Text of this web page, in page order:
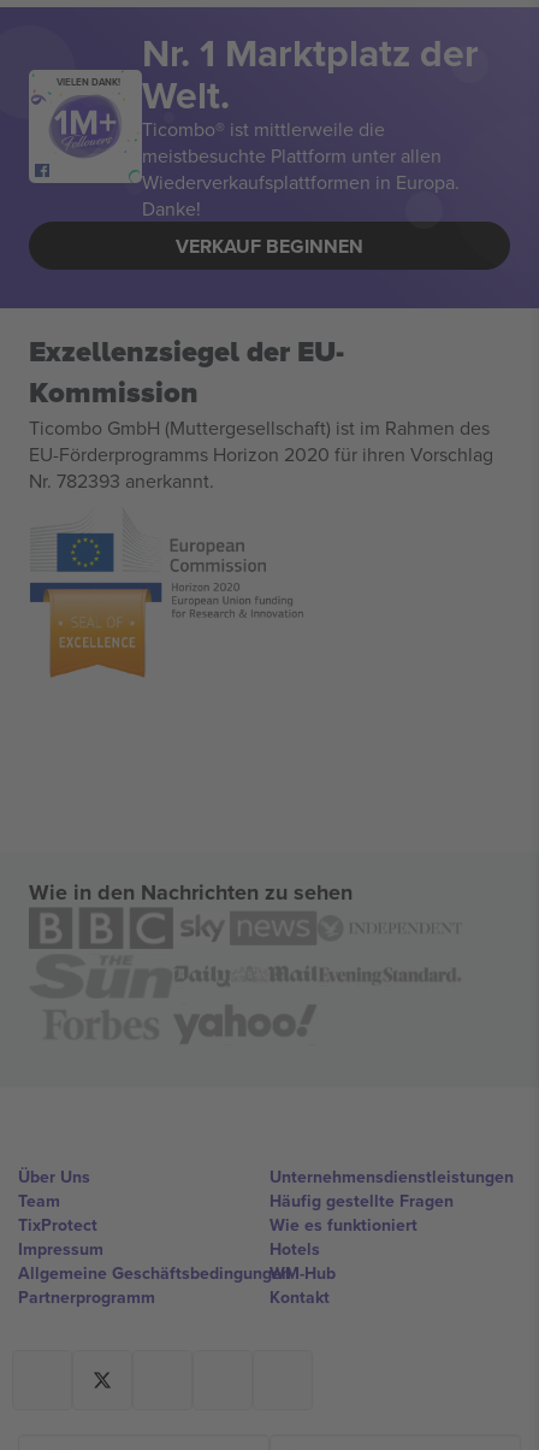
VIELEN DANK!
Nr. 1 Marktplatz der
Welt.
Ticombo® ist mittlerweile die
meistbesuchte Plattform unter allen
Wiederverkaufsplattformen in Europa.
Danke!
VERKAUF BEGINNEN
Exzellenzsiegel der EU-
Kommission
Ticombo GmbH (Muttergesellschaft) ist im Rahmen des
EU-Förderprogramms Horizon 2020 für ihren Vorschlag
Nr. 782393 anerkannt.
Wie in den Nachrichten zu sehen
Über Uns
Team
TixProtect
Impressum
Allgemeine Geschäftsbedingungen
Partnerprogramm
Unternehmensdienstleistungen
Häufig gestellte Fragen
Wie es funktioniert
Hotels
WM-Hub
Kontakt